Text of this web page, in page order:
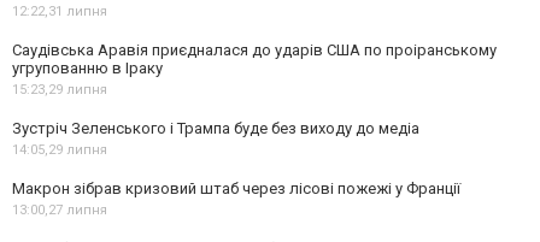
12:22,31 липня
Саудівська Аравія приєдналася до ударів США по проіранському
угрупованню в Іраку
15:23,29 липня
Зустріч Зеленського і Трампа буде без виходу до медіа
14:05,29 липня
Макрон зібрав кризовий штаб через лісові пожежі у Франції
13:00,27 липня